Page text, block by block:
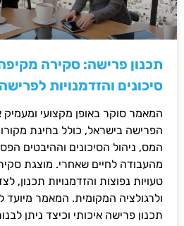
תכנון פרישה: סקירה
סיכונים והזדמנויות
המאמר סוקר באופן מקצועי ומעמיק
הפרישה בישראל, כולל בחינת
המס, ניהול הסיכונים וההיבטים
מהעבודה לחיים שאחרי. מוצגת
טעויות נפוצות והזדמנויות תכנון,
ולרגולציה המקומית. המאמר מיועד
תכנון פרישה איכותי וכיצד ניתן